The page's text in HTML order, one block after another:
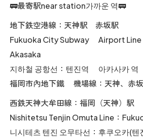
🚃最寄駅near station가까운 역🚃
地下鉄空港線：天神駅 赤坂駅
Fukuoka City Subway Airport Line
Akasaka
지하철 공항선：텐진역 아카사카 역
福岡市內地下鐵 機場線：天神、赤坂
西鉄天神大牟田線：福岡（天神）駅
Nishitetsu Tenjin Omuta Line：
니시테츠 텐진 오무타선：후쿠오카(텐